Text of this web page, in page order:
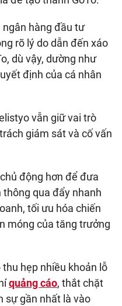
ngân hàng đầu tư
rõ lý do dẫn đến xáo
dù vậy, dường như
định của cá nhân
vẫn giữ vai trò
giám sát và cố vấn
động hơn để đưa
thông qua đẩy nhanh
tối ưu hóa chiến
móng của tăng trưởng
hẹp nhiều khoản lỗ
quảng cáo, thắt chặt
sự gần nhất là vào